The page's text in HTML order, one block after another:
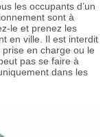
les occupants d’un
sont à
le et prenez les
en ville. Il est interdit
en charge ou le
pas se faire à
dans les